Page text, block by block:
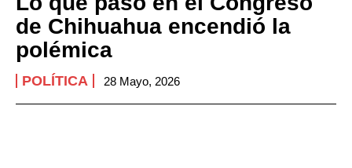
de Chihuahua encendió la
polémica
POLÍTICA 28 Mayo, 2026